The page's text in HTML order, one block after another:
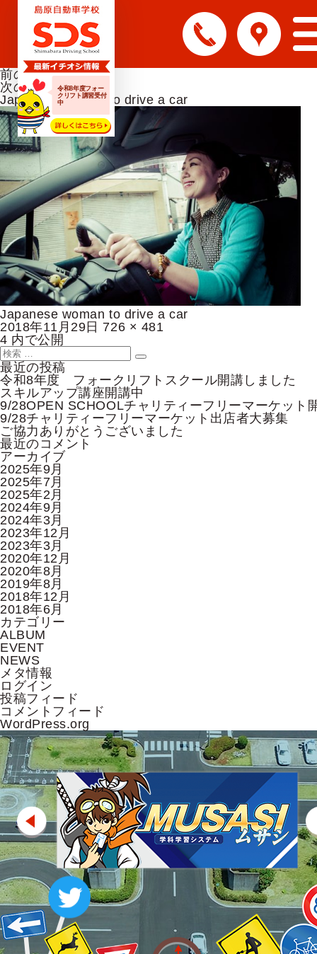
令和8年度フォー
クリフト講習受付
中
前の画像
次の画像
Japanese woman to drive a car
Japanese woman to drive a car
投
稿
日:
2018年11月29日 フ
サ
イ
ズ
726 × 481
投
稿
ナ
ビ
ゲ
ー
シ
ョ
ン
4 内で公開
検
索:
検
索
最近の投稿
令和8年度 フォークリフトスクール開講しました
スキルアップ講座開講中
9/28OPEN SCHOOLチャリティーフリーマーケット
9/28チャリティーフリーマーケット出店者大募集
ご協力ありがとうございました
最近のコメント
アーカイブ
2025年9月
2025年7月
2025年2月
2024年9月
2024年3月
2023年12月
2023年3月
2020年12月
2020年8月
2019年8月
2018年12月
2018年6月
カテゴリー
ALBUM
EVENT
NEWS
メタ情報
ログイン
投稿フィード
コメントフィード
WordPress.org